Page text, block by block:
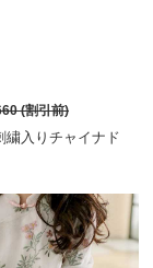
(割引前)
繍入りチャイナド